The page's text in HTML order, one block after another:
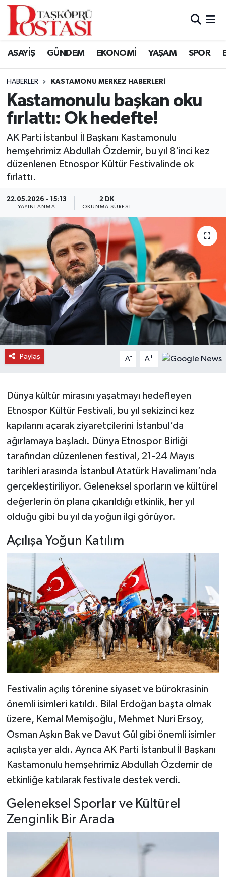
ASAYİŞ GÜNDEM EKONOMİ YAŞAM SPOR
HABERLER KASTAMONU MERKEZ HABERLERI
Kastamonulu başkan oku
fırlattı: Ok hedefte!
AK Parti İstanbul İl Başkanı Kastamonulu
hemşehrimiz Abdullah Özdemir, bu yıl 8'inci kez
düzenlenen Etnospor Kültür Festivalinde ok
fırlattı.
22.05.2026 - 15:13
YAYINLANMA
2 DK
OKUNMA SÜRESI
Paylaş A- A+
Dünya kültür mirasını yaşatmayı hedefleyen
Etnospor Kültür Festivali, bu yıl sekizinci kez
kapılarını açarak ziyaretçilerini İstanbul’da
ağırlamaya başladı. Dünya Etnospor Birliği
tarafından düzenlenen festival, 21-24 Mayıs
tarihleri arasında İstanbul Atatürk Havalimanı’nda
gerçekleştiriliyor. Geleneksel sporların ve kültürel
değerlerin ön plana çıkarıldığı etkinlik, her yıl
olduğu gibi bu yıl da yoğun ilgi görüyor.
Açılışa Yoğun Katılım
Festivalin açılış törenine siyaset ve bürokrasinin
önemli isimleri katıldı. Bilal Erdoğan başta olmak
üzere, Kemal Memişoğlu, Mehmet Nuri Ersoy,
Osman Aşkın Bak ve Davut Gül gibi önemli isimler
açılışta yer aldı. Ayrıca AK Parti İstanbul İl Başkanı
Kastamonulu hemşehrimiz Abdullah Özdemir de
etkinliğe katılarak festivale destek verdi.
Geleneksel Sporlar ve Kültürel
Zenginlik Bir Arada
Kastamonu Vefat Edenler
Araç Haberleri
Azdavay Haberleri
Bozkurt Haberleri
Cide Haberleri
Daday Haberleri
Devrekani Haberleri
Doğanyurt Haberleri
Hanönü Haberleri
İhsangazi Haberleri
Küre Haberleri
Merkez Haberleri
Pınarbaşı Haberleri
Şenpazar Haberleri
Seydiler Haberleri
Tosya Haberleri
Karadeniz Haberleri
Ulusal Haberler
Teknoloji Haberleri
Siyaset Haberleri
Yerel Haberler
Haber Arşivi